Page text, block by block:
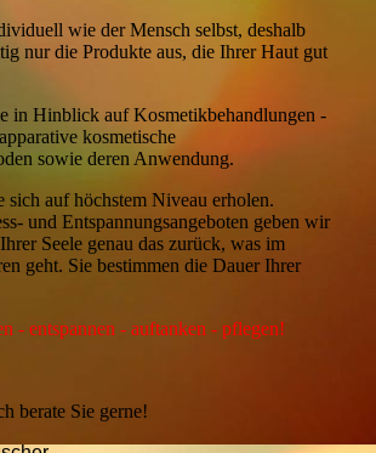
wie der Mensch selbst, deshalb
nur die Produkte aus, die Ihrer Haut gut
in Hinblick auf Kosmetikbehandlungen -
kosmetische
sowie deren Anwendung.
sich auf höchstem Niveau erholen.
und Entspannungsangeboten geben wir
Seele genau das zurück, was im
geht. Sie bestimmen die Dauer Ihrer
- entspannen - auftanken - pflegen!
berate Sie gerne!